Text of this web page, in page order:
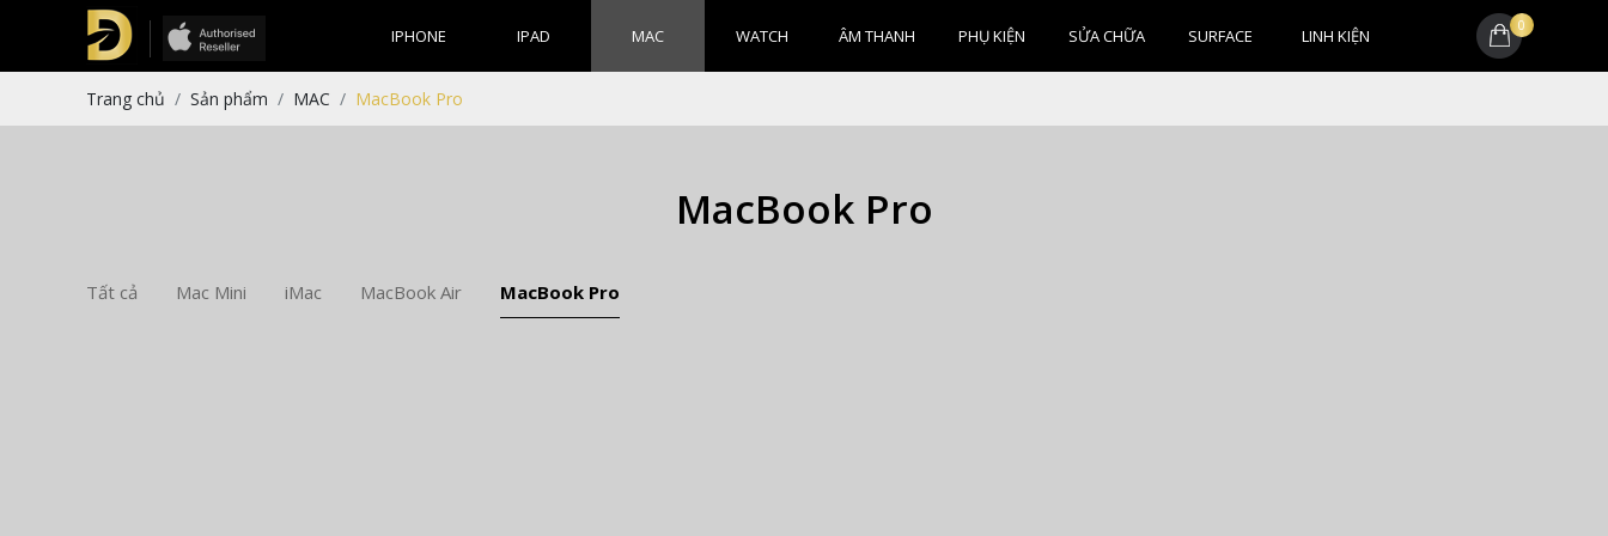
IPHONE IPAD MAC WATCH ÂM THANH PHỤ KIỆN SỬA CHỮA SURFACE LINH KIỆN 0
Trang chủ Sản phẩm MAC MacBook Pro
MacBook Pro
Tất cả Mac Mini iMac MacBook Air MacBook Pro